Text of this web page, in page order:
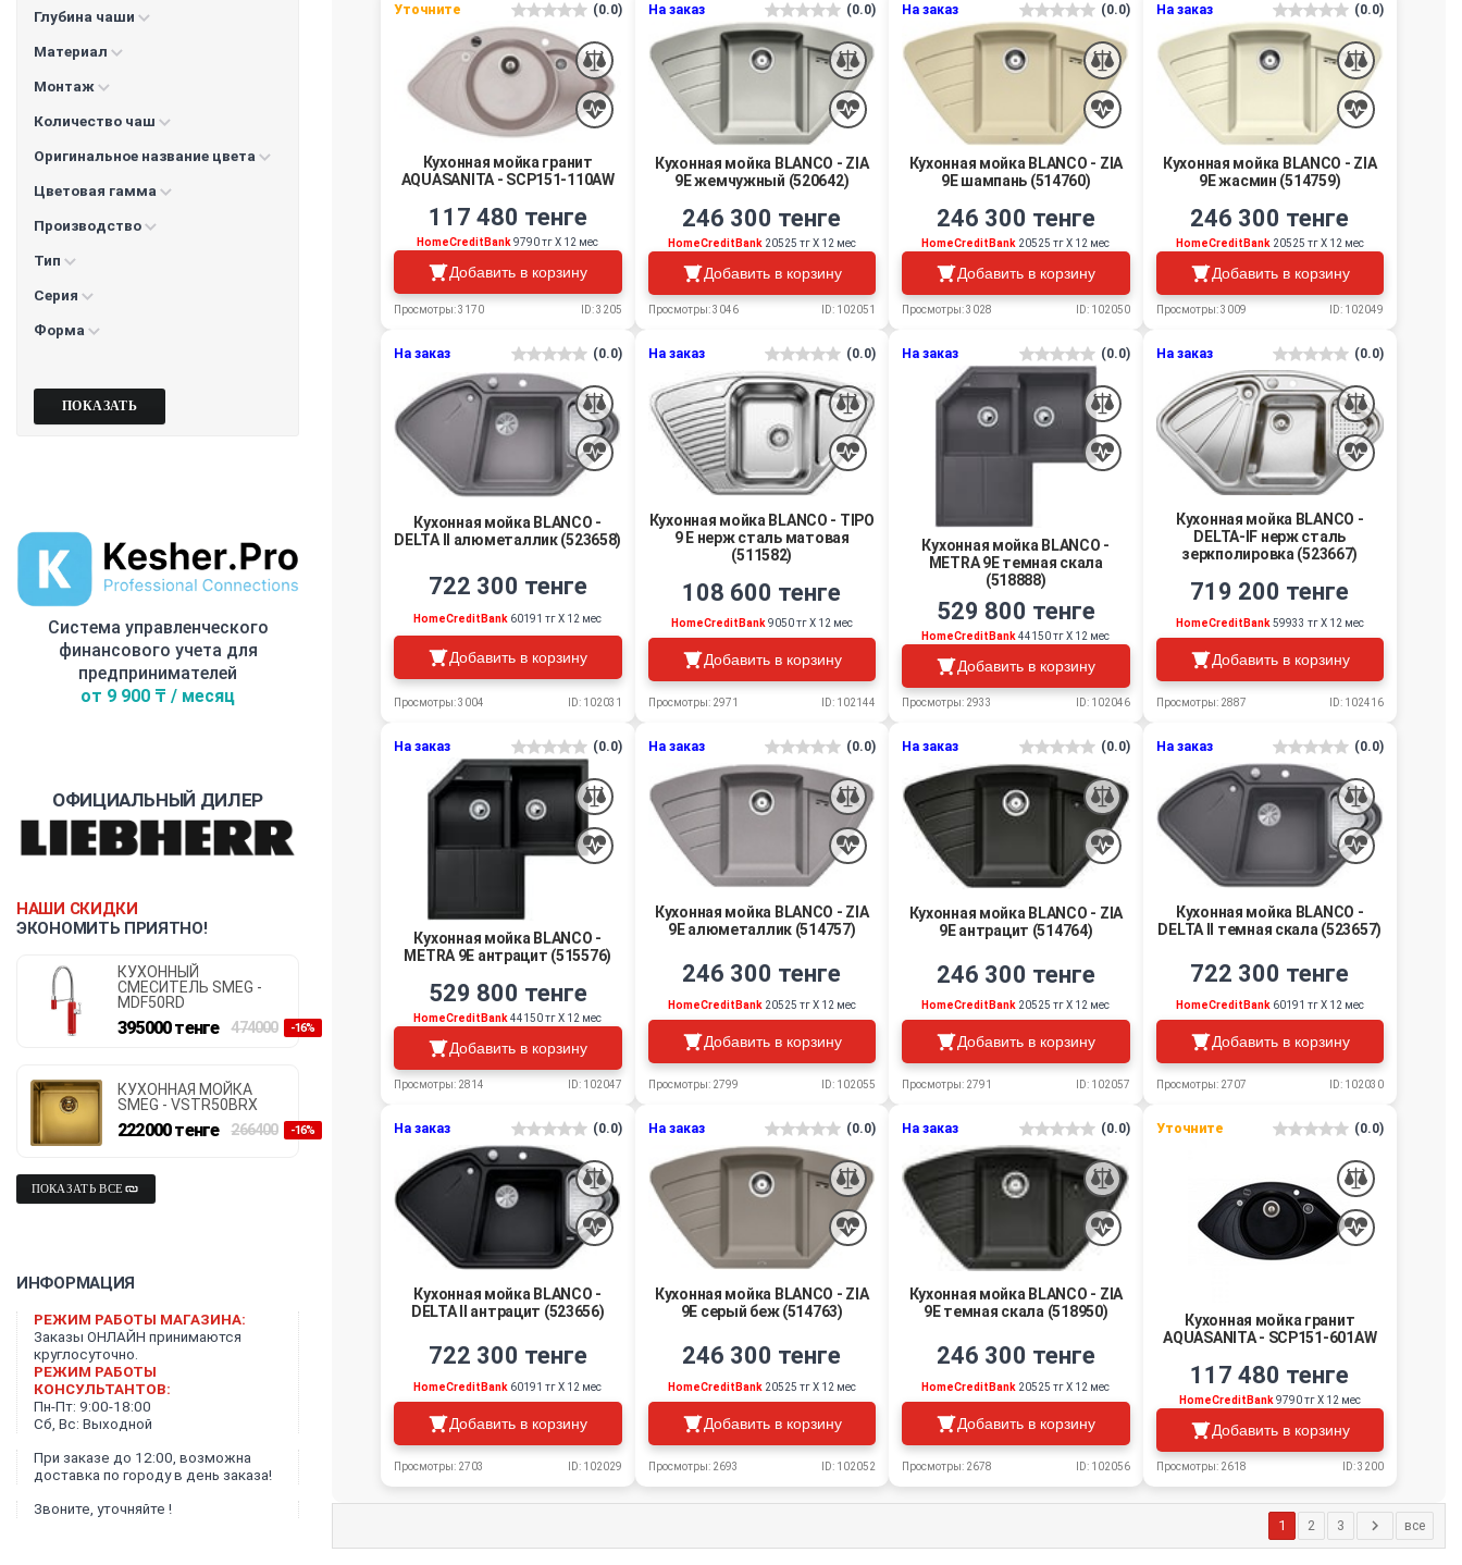
Глубина чаши
Материал
Монтаж
Количество чаш
Оригинальное название цвета
Цветовая гамма
Производство
Тип
Серия
Форма
Система управленческого
финансового учета для
предпринимателей
от 9 900 ₸ / месяц
ОФИЦИАЛЬНЫЙ ДИЛЕР
Уточните (0.0)
Кухонная мойка гранит
AQUASANITA - SCP151-110AW
117 480 тенге
HomeCreditBank9790 тг Х 12 мес
Добавить в корзину
Просмотры: 3170 ID: 3205
На заказ (0.0)
Кухонная мойка BLANCO - ZIA
9E жемчужный (520642)
246 300 тенге
HomeCreditBank 20525 тг Х 12 мес
Добавить в корзину
Просмотры: 3046 ID: 102051
На заказ (0.0)
Кухонная мойка BLANCO - ZIA
9E шампань (514760)
246 300 тенге
HomeCreditBank 20525 тг Х 12 мес
Добавить в корзину
Просмотры: 3028 ID: 102050
На заказ (0.0)
Кухонная мойка BLANCO - ZIA
9E жасмин (514759)
246 300 тенге
HomeCreditBank 20525 тг Х 12 мес
Добавить в корзину
Просмотры: 3009 ID: 102049
На заказ (0.0)
Кухонная мойка BLANCO -
DELTA II алюметаллик (523658)
722 300 тенге
HomeCreditBank 60191 тг Х 12 мес
Добавить в корзину
Просмотры: 3004 ID: 102031
На заказ (0.0)
Кухонная мойка BLANCO - TIPO
9 E нерж сталь матовая
(511582)
108 600 тенге
HomeCreditBank9050 тг Х 12 мес
Добавить в корзину
Просмотры: 2971 ID: 102144
На заказ (0.0)
Кухонная мойка BLANCO -
METRA 9Е темная скала
(518888)
529 800 тенге
HomeCreditBank44150 тг Х 12 мес
Добавить в корзину
Просмотры: 2933 ID: 102046
На заказ (0.0)
Кухонная мойка BLANCO -
DELTA-IF нерж сталь
зеркполировка (523667)
719 200 тенге
HomeCreditBank59933 тг Х 12 мес
Добавить в корзину
Просмотры: 2887 ID: 102416
На заказ (0.0)
Кухонная мойка BLANCO -
METRA 9Е антрацит (515576)
529 800 тенге
HomeCreditBank44150 тг Х 12 мес
Добавить в корзину
Просмотры: 2814 ID: 102047
На заказ (0.0)
Кухонная мойка BLANCO - ZIA
9E алюметаллик (514757)
246 300 тенге
HomeCreditBank 20525 тг Х 12 мес
Добавить в корзину
Просмотры: 2799 ID: 102055
На заказ (0.0)
Кухонная мойка BLANCO - ZIA
9E антрацит (514764)
246 300 тенге
HomeCreditBank 20525 тг Х 12 мес
Добавить в корзину
Просмотры: 2791 ID: 102057
На заказ (0.0)
Кухонная мойка BLANCO -
DELTA II темная скала (523657)
722 300 тенге
HomeCreditBank 60191 тг Х 12 мес
Добавить в корзину
Просмотры: 2707 ID: 102030
На заказ (0.0)
Кухонная мойка BLANCO -
DELTA II антрацит (523656)
722 300 тенге
HomeCreditBank 60191 тг Х 12 мес
Добавить в корзину
Просмотры: 2703 ID: 102029
На заказ (0.0)
Кухонная мойка BLANCO - ZIA
9E серый беж (514763)
246 300 тенге
HomeCreditBank 20525 тг Х 12 мес
Добавить в корзину
Просмотры: 2693 ID: 102052
На заказ (0.0)
Кухонная мойка BLANCO - ZIA
9E темная скала (518950)
246 300 тенге
HomeCreditBank 20525 тг Х 12 мес
Добавить в корзину
Просмотры: 2678 ID: 102056
Уточните (0.0)
Кухонная мойка гранит
AQUASANITA - SCP151-601AW
117 480 тенге
HomeCreditBank9790 тг Х 12 мес
Добавить в корзину
Просмотры: 2618 ID: 3200
1 2 3 все
НАШИ СКИДКИ
ЭКОНОМИТЬ ПРИЯТНО!
КУХОННЫЙ
СМЕСИТЕЛЬ SMEG -
MDF50RD
395000тенге 474000 -16%
КУХОННАЯ МОЙКА
SMEG - VSTR50BRX
222000тенге 266400 -16%
ПОКАЗАТЬ ВСЕ
ИНФОРМАЦИЯ
РЕЖИМ РАБОТЫ МАГАЗИНА:
Заказы ОНЛАЙН принимаются
круглосуточно.
РЕЖИМ РАБОТЫ
КОНСУЛЬТАНТОВ:
Пн-Пт: 9:00-18:00
Сб, Вс: Выходной
При заказе до 12:00, возможна
доставка по городу в день заказа!
Звоните, уточняйте !